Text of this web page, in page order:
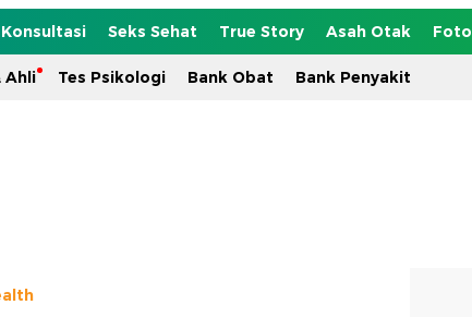
Konsultasi Seks Sehat True Story Asah Otak Foto
Ahli Tes Psikologi Bank Obat Bank Penyakit